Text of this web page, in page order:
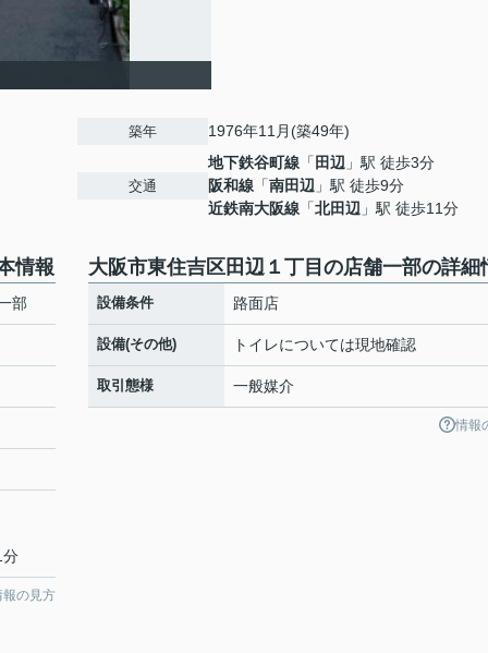
築年 1976年11月(築49年)
交通
地下鉄谷町線 「 田辺 」駅 徒歩3分
阪和線 「南田辺 」駅 徒歩9分
近鉄南大阪線 「北田辺 」駅 徒歩11分
情報
部
分
報の見方
大阪市東住吉区田辺１丁目の店舗一部の詳細
設備条件 路面店
設備(その他) トイレについては現地確認
取引態様 一般媒介
情報